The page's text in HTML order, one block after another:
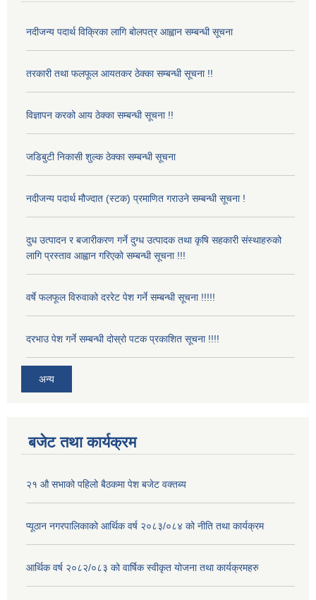
नदीजन्य पदार्थ विक्रिका लागि बोलपत्र आह्वान सम्बन्धी सूचना
तरकारी तथा फलफूल आयतकर ठेक्का सम्बन्धी सूचना !!
विज्ञापन करको आय ठेक्का सम्बन्धी सूचना !!
जडिबुटी निकासी शुल्क ठेक्का सम्बन्धी सूचना
नदीजन्य पदार्थ मौज्दात (स्टक) प्रमाणित गराउने सम्बन्धी सूचना !
दुध उत्पादन र बजारीकरण गर्ने दुग्ध उत्पादक तथा कृषि सहकारी संस्थाहरुको
लागि प्रस्ताव आह्वान गरिएको सम्बन्धी सूचना !!!
वर्षे फलफूल विरुवाको दररेट पेश गर्ने सम्बन्धी सूचना !!!!!
दरभाउ पेश गर्ने सम्बन्धी दोस्रो पटक प्रकाशित सूचना !!!!
अन्य
बजेट तथा कार्यक्रम
२१ औ सभाको पहिलो बैठकमा पेश बजेट वक्तब्य
प्यूठान नगरपालिकाको आर्थिक वर्ष २०८३/०८४ को नीति तथा कार्यक्रम
आर्थिक वर्ष २०८२/०८३ को वार्षिक स्वीकृत योजना तथा कार्यक्रमहरु